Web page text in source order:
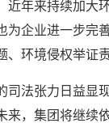
年来持续加大
企业进一步完
环境侵权举证
法张力日益显
，集团将继续